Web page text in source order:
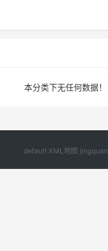
本分类下无任何数据！
default XML地图 jingquan